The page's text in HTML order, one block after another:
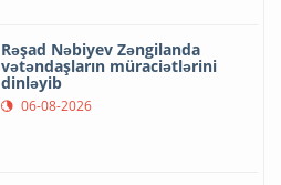
Rəşad Nəbiyev Zəngilanda
vətəndaşların müraciətlərini
dinləyib
06-08-2026